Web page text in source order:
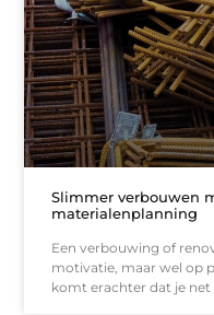
Slimmer verbouwen
materialenplanning
Een verbouwing of
motivatie, maar wel op
komt erachter dat je